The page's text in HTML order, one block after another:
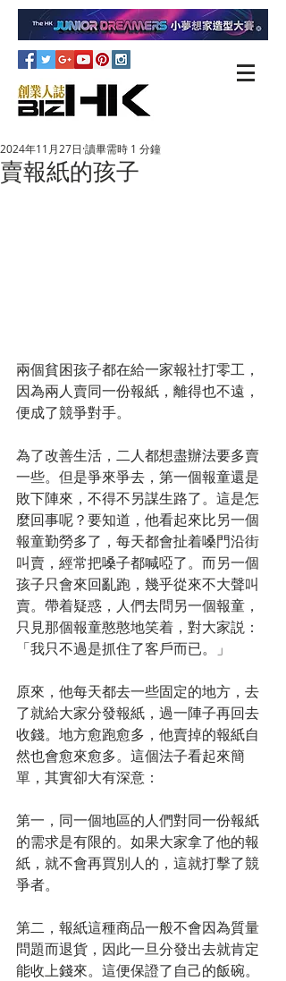
賣報紙的孩子
2024年11月27日 讀畢需時 1 分鐘
兩個貧困孩子都在給一家報社打零工，
因為兩人賣同一份報紙，離得也不遠，
便成了競爭對手。
為了改善生活，二人都想盡辦法要多賣
一些。但是爭來爭去，第一個報童還是
敗下陣來，不得不另謀生路了。這是怎
麼回事呢？要知道，他看起來比另一個
報童勤勞多了，每天都會扯着嗓門沿街
叫賣，經常把嗓子都喊啞了。而另一個
孩子只會來回亂跑，幾乎從來不大聲叫
賣。帶着疑惑，人們去問另一個報童，
只見那個報童憨憨地笑着，對大家説：
「我只不過是抓住了客戶而已。」
原來，他每天都去一些固定的地方，去
了就給大家分發報紙，過一陣子再回去
收錢。地方愈跑愈多，他賣掉的報紙自
然也會愈來愈多。這個法子看起來簡
單，其實卻大有深意：
第一，同一個地區的人們對同一份報紙
的需求是有限的。如果大家拿了他的報
紙，就不會再買別人的，這就打擊了競
爭者。
第二，報紙這種商品一般不會因為質量
問題而退貨，因此一旦分發出去就肯定
能收上錢來。這便保證了自己的飯碗。